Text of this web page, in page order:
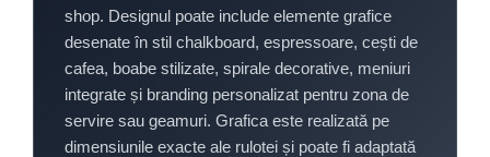
shop. Designul poate include elemente grafice
desenate în stil chalkboard, espressoare, cești de
cafea, boabe stilizate, spirale decorative, meniuri
integrate și branding personalizat pentru zona de
servire sau geamuri. Grafica este realizată pe
dimensiunile exacte ale rulotei și poate fi adaptată